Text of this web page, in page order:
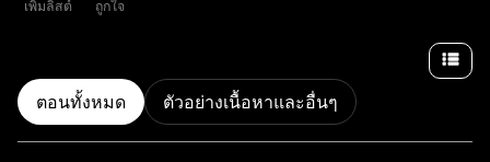
เพิ่มลิสต์ ถูกใจ
ตอนทั้งหมด ตัวอย่างเนื้อหาและอื่นๆ